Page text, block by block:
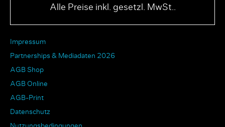
Alle Preise inkl. gesetzl. MwSt..
Impressum
Partnerships & Mediadaten 2026
AGB Shop
AGB Online
AGB-Print
Datenschutz